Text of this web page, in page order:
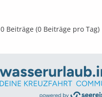
0 Beiträge (0 Beiträge pro Tag)